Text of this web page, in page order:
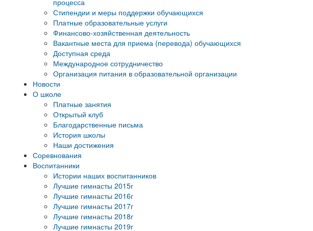
процесса
Стипендии и меры поддержки обучающихся
Платные образовательные услуги
Финансово-хозяйственная деятельность
Вакантные места для приема (перевода) обучающихся
Доступная среда
Международное сотрудничество
Организация питания в образовательной организации
Новости
О школе
Платные занятия
Открытый клуб
Благодарственные письма
История школы
Наши достижения
Соревнования
Воспитанники
Истории наших воспитанников
Лучшие гимнасты 2015г
Лучшие гимнасты 2016г
Лучшие гимнасты 2017г
Лучшие гимнасты 2018г
Лучшие гимнасты 2019г